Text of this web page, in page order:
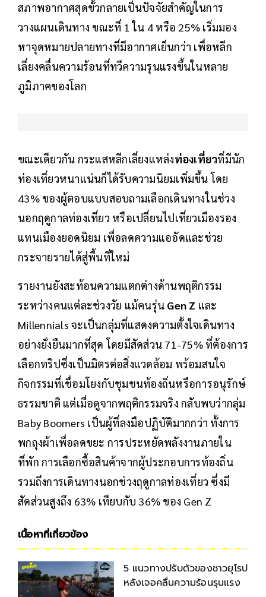
สภาพอากาศสุดขั้วกลายเป็นปัจจัยสำคัญในการ
วางแผนเดินทาง ขณะที่ 1 ใน 4 หรือ 25% เริ่มมอง
หาจุดหมายปลายทางที่มีอากาศเย็นกว่า เพื่อหลีก
เลี่ยงคลื่นความร้อนที่ทวีความรุนแรงขึ้นในหลาย
ภูมิภาคของโลก
ขณะเดียวกัน กระแสหลีกเลี่ยงแหล่งท่องเที่ยวที่มีนัก
ท่องเที่ยวหนาแน่นก็ได้รับความนิยมเพิ่มขึ้น โดย
43% ของผู้ตอบแบบสอบถามเลือกเดินทางในช่วง
นอกฤดูกาลท่องเที่ยว หรือเปลี่ยนไปเที่ยวเมืองรอง
แทนเมืองยอดนิยม เพื่อลดความแออัดและช่วย
กระจายรายได้สู่พื้นที่ใหม่
รายงานยังสะท้อนความแตกต่างด้านพฤติกรรม
ระหว่างคนแต่ละช่วงวัย แม้คนรุ่น Gen Z และ
Millennials จะเป็นกลุ่มที่แสดงความตั้งใจเดินทาง
อย่างยั่งยืนมากที่สุด โดยมีสัดส่วน 71-75% ที่ต้องการ
เลือกทริปซึ่งเป็นมิตรต่อสิ่งแวดล้อม พร้อมสนใจ
กิจกรรมที่เชื่อมโยงกับชุมชนท้องถิ่นหรือการอนุรักษ์
ธรรมชาติ แต่เมื่อดูจากพฤติกรรมจริง กลับพบว่ากลุ่ม
Baby Boomers เป็นผู้ที่ลงมือปฏิบัติมากกว่า ทั้งการ
พกถุงผ้าเพื่อลดขยะ การประหยัดพลังงานภายใน
ที่พัก การเลือกซื้อสินค้าจากผู้ประกอบการท้องถิ่น
รวมถึงการเดินทางนอกช่วงฤดูกาลท่องเที่ยว ซึ่งมี
สัดส่วนสูงถึง 63% เทียบกับ 36% ของ Gen Z
เนื้อหาที่เกี่ยวข้อง
5 แนวทางปรับตัวของชาวยุโรป
หลังเจอคลื่นความร้อนรุนแรง